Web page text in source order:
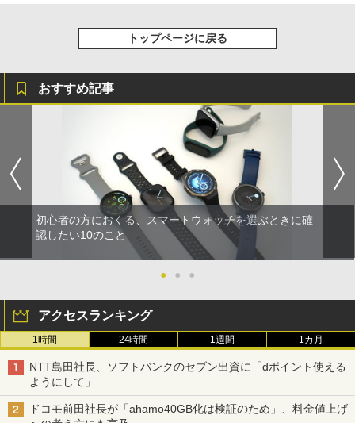
トップページに戻る
おすすめ記事
初心者の方におくる、スマートウォッチを選ぶときに確
認したい10のこと
● ● ●
アクセスランキング
1時間 24時間 1週間 1カ月
NTT島田社長、ソフトバンクのセブン出資に「dポイント使える
ようにして」
ドコモ前田社長が「ahamo40GB化は検証のため」、料金値上げ